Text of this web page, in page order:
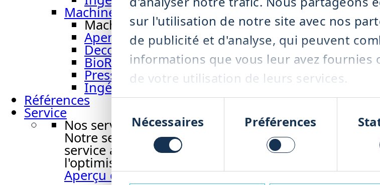
sur l'utilisation de notre site avec nos
de publicité et d'analyse, qui peuvent
informations que vous leur avez fournies
de votre utilisation de leurs services.
Sélection
consentement
Nécessaires Préférences
Machines de tri et de déshydratation des déchets
Machines de tri et de déshydratation des déchets
Aperçu machines de tri et de déshydratation des
Deconditionneur DRM
BioRefiner BRF
Presse à vis PRS
Ingénierie d’installations de gestion des déchets
Références
Service
Nos services
Notre service vous accompagne tout au long du
service à la maintenance, en passant par la
l'optimisation des processus – afin de garantir une
Aperçu du service